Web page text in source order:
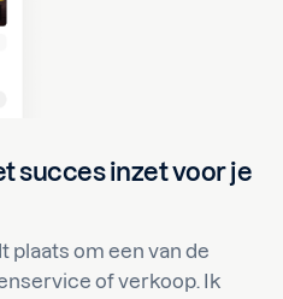
succes inzet voor je
om een van de
of verkoop. Ik